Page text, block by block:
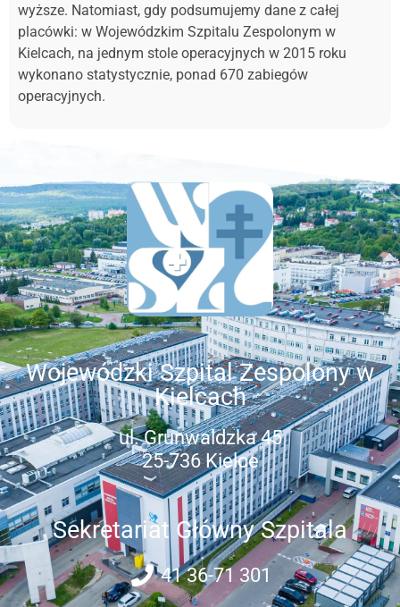
wyższe. Natomiast, gdy podsumujemy dane z całej
placówki: w Wojewódzkim Szpitalu Zespolonym w
Kielcach, na jednym stole operacyjnych w 2015 roku
wykonano statystycznie, ponad 670 zabiegów
operacyjnych.
Wojewódzki Szpital Zespolony w
Kielcach
ul. Grunwaldzka 45
25-736 Kielce
Sekretariat Główny Szpitala
41 36-71 301